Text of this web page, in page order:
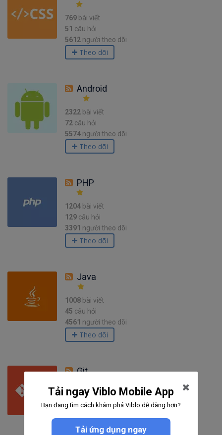
769 bài viết
51 câu hỏi
5612 người theo dõi
Theo dõi
Android
2322 bài viết
72 câu hỏi
5574 người theo dõi
Theo dõi
PHP
1204 bài viết
129 câu hỏi
3391 người theo dõi
Theo dõi
Java
1008 bài viết
45 câu hỏi
4561 người theo dõi
Theo dõi
Git
223bài viết
8câu hỏi
Theo dõi
Tải ngay Viblo Mobile App
Bạn đang tìm cách khám phá Viblo dễ dàng hơn?
Tải ứng dụng ngay